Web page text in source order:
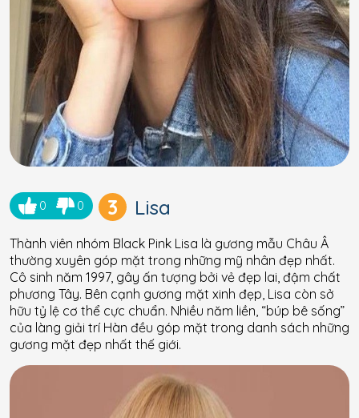
0 0 3 Lisa
Thành viên nhóm Black Pink Lisa là gương mẫu Châu Â
thường xuyên góp mặt trong những mỹ nhân đẹp nhất.
Cô sinh năm 1997, gây ấn tượng bởi vẻ đẹp lai, đậm chất
phương Tây. Bên cạnh gương mặt xinh đẹp, Lisa còn sở
hữu tỷ lệ cơ thể cực chuẩn. Nhiều năm liền, “búp bê sống”
của làng giải trí Hàn đều góp mặt trong danh sách những
gương mặt đẹp nhất thế giới.